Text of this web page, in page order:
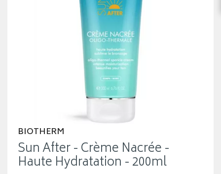
BIOTHERM
Sun After - Crème Nacrée -
Haute Hydratation - 200ml